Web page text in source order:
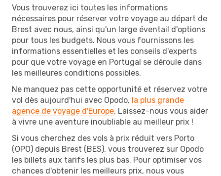
Vous trouverez ici toutes les informations
nécessaires pour réserver votre voyage au départ de
Brest avec nous, ainsi qu'un large éventail d'options
pour tous les budgets. Nous vous fournissons les
informations essentielles et les conseils d'experts
pour que votre voyage en Portugal se déroule dans
les meilleures conditions possibles.
Ne manquez pas cette opportunité et réservez votre
vol dès aujourd'hui avec Opodo, la plus grande
agence de voyage d'Europe. Laissez-nous vous aider
à vivre une aventure inoubliable au meilleur prix !
Si vous cherchez des vols à prix réduit vers Porto
(OPO) depuis Brest (BES), vous trouverez sur Opodo
les billets aux tarifs les plus bas. Pour optimiser vos
chances d'obtenir les meilleurs prix, nous vous